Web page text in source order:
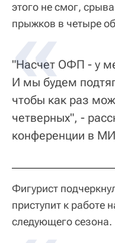
этого не смог,
прыжков в четыре
"Насчет ОФП - у
И мы будем
чтобы как раз
четверных", -
конференции в
Фигурист
приступит к работе
следующего сезона.